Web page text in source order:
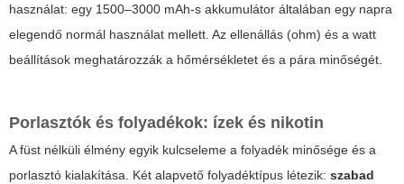
használat: egy 1500–3000 mAh-s akkumulátor általában egy napra
elegendő normál használat mellett. Az ellenállás (ohm) és a watt
beállítások meghatározzák a hőmérsékletet és a pára minőségét.
Porlasztók és folyadékok: ízek és nikotin
A füst nélküli élmény egyik kulcseleme a folyadék minősége és a
porlasztó kialakítása. Két alapvető folyadéktípus létezik: szabad